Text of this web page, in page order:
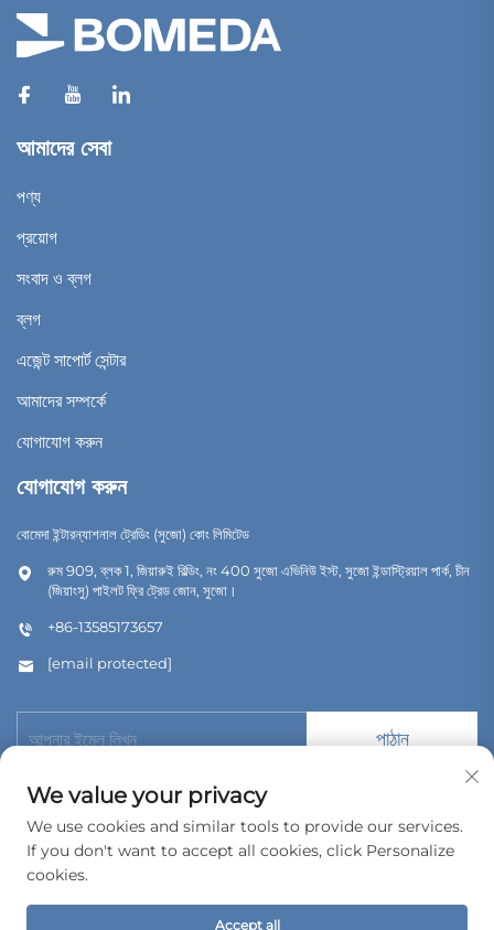
আমাদের সেবা
পণ্য
প্রয়োগ
সংবাদ ও ব্লগ
ব্লগ
এজেন্ট সাপোর্ট সেন্টার
আমাদের সম্পর্কে
যোগাযোগ করুন
যোগাযোগ করুন
বোমেদা ইন্টারন্যাশনাল ট্রেডিং (সুজো) কোং লিমিটেড
রুম 909, ব্লক 1, জিয়ারুই বিল্ডিং, নং 400 সুজো এভিনিউ ইস্ট, সুজো ইন্ডাস্ট্রিয়াল পার্ক, চীন
(জিয়াংসু) পাইলট ফ্রি ট্রেড জোন, সুজো।
+86-13585173657
[email protected]
পাঠান
কপিরাইট © 2026 বোমেদা ইন্টারন্যাশনাল ট্রেডিং (সুজৌ) কোং, লিমিটেড। সর্বস্বত্ব সংরক্ষিত।
গোপনীয়তা নীতি
We value your privacy
We use cookies and similar tools to provide our services.
If you don't want to accept all cookies, click Personalize
cookies.
Accept all